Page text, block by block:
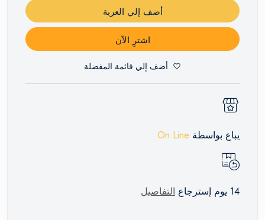
أضف إلي العربة
اشترِ الآن
أضف إلي قائمة المفضلة
يباع بواسطة On Line
14 يوم إسترجاع التفاصيل